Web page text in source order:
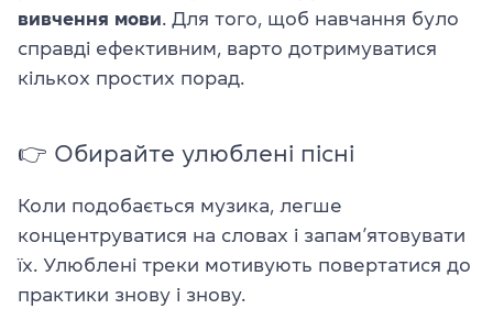
вивчення мови . Для того, щоб навчання було
справді ефективним, варто дотримуватися
кількох простих порад.
👉 Обирайте улюблені пісні
Коли подобається музика, легше
концентруватися на словах і запам’ятовувати
їх. Улюблені треки мотивують повертатися до
практики знову і знову.